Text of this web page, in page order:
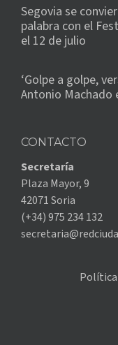
Segovia se
palabra con el
el 12 de julio
‘Golpe a golpe,
Antonio Machado
CONTACTO
Secretaría
Plaza Mayor, 9
42071 Soria
(+34) 975 234 132
Política